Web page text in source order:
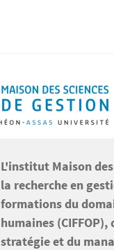
L'institut Maison
la recherche en
formations du
humaines
stratégie et du